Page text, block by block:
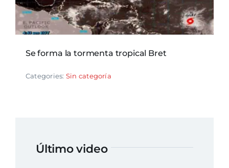
Se forma la tormenta tropical Bret
Categories: Sin categoría
Último video